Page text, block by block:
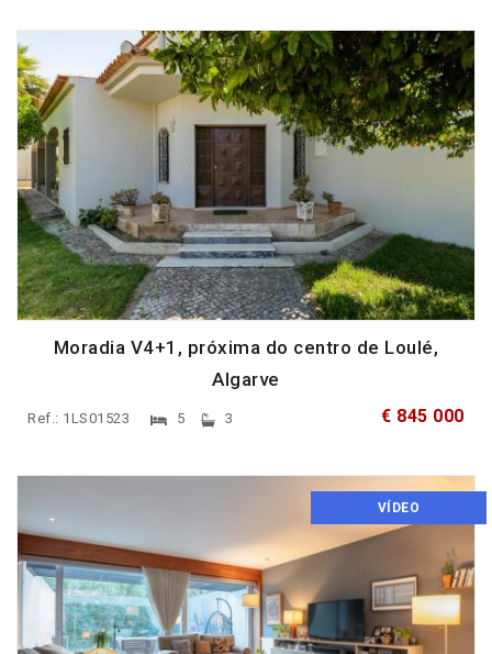
Moradia V4+1, próxima do centro de Loulé,
Algarve
Ref.: 1LS01523 5 3 € 845 000
VÍDEO